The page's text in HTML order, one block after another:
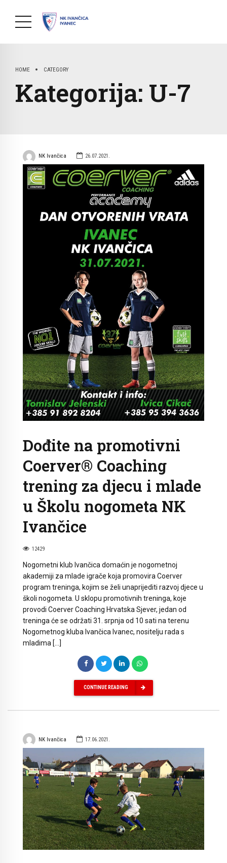
HOME CATEGORY
Kategorija: U-7
NK Ivančica 26.07.2021.
Dođite na promotivni
Coerver® Coaching
trening za djecu i mlade
u Školu nogometa NK
Ivančice
12429
Nogometni klub Ivančica domaćin je nogometnoj
akademiji za mlade igrače koja promovira Coerver
program treninga, kojim se želi unaprijediti razvoj djece u
školi nogometa. U sklopu promotivnih treninga, koje
provodi Coerver Coaching Hrvatska Sjever, jedan od
treninga će se održati 31. srpnja od 10 sati na terenu
Nogometnog kluba Ivančica Ivanec, nositelju rada s
mladima […]
CONTINUE READING
NK Ivančica 17.06.2021.